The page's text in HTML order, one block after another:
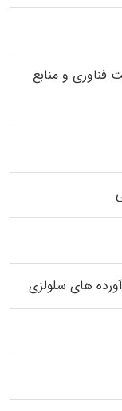
و منابع
های سلولزی